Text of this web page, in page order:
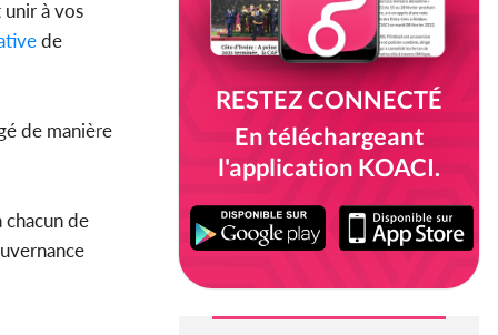
à vos
de
de manière
de
RESTEZ CONNECTÉ
En téléchargeant
l'application KOACI.